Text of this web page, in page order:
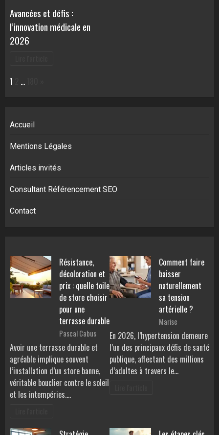
Avancées et défis :
l’innovation médicale en
2026
Page:
1 …
Accueil
Mentions Légales
Articles invités
Consultant Référencement SEO
Contact
Résistance,
décoloration et
prix : quelle toile
de store choisir
pour une
terrasse durable
Pascal Cabus
Avoir une terrasse durable et
agréable implique souvent
l’installation d’un store banne,
véritable bouclier contre le soleil
et les intempéries.…
Comment faire
baisser
naturellement
sa tension
artérielle ?
Marise
En 2026, l’hypertension demeure
l’un des principaux défis de santé
publique, affectant des millions
d’adultes à travers le…